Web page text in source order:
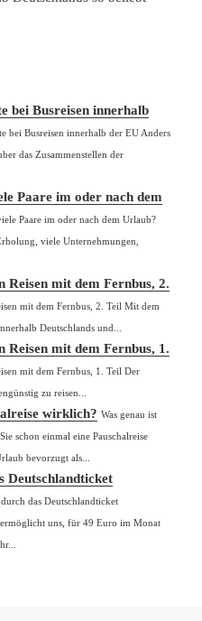
so beliebt?
bei Busreisen innerhalb
bei Busreisen innerhalb der EU Anders
das Zusammenstellen der
Paare im oder nach dem
Paare im oder nach dem Urlaub?
viele Unternehmungen,
Reisen mit dem Fernbus, 2.
mit dem Fernbus, 2. Teil Mit dem
Deutschlands und...
Reisen mit dem Fernbus, 1.
mit dem Fernbus, 1. Teil Der
zu reisen...
wirklich? Was genau ist
schon einmal eine Pauschalreise
bevorzugt als...
Deutschlandticket
das Deutschlandticket
uns, für 49 Euro im Monat